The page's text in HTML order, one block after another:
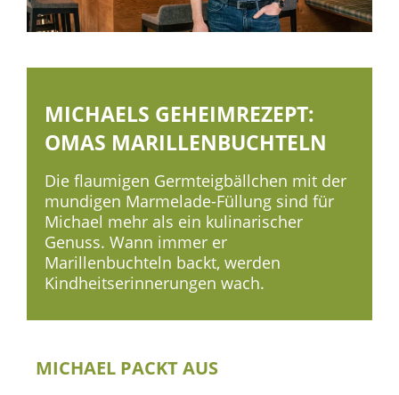
MICHAELS GEHEIMREZEPT:
OMAS MARILLENBUCHTELN
Die flaumigen Germteigbällchen mit der
mundigen Marmelade-Füllung sind für
Michael mehr als ein kulinarischer
Genuss. Wann immer er
Marillenbuchteln backt, werden
Kindheitserinnerungen wach.
MICHAEL PACKT AUS